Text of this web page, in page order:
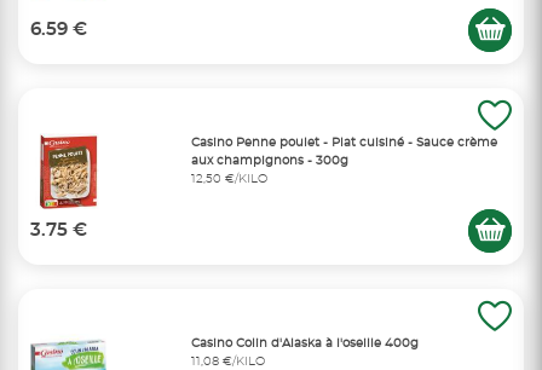
6.59 €
Casino Penne poulet - Plat cuisiné - Sauce crème
aux champignons - 300g
12,50 €/KILO
3.75 €
Casino Colin d'Alaska à l'oseille 400g
11,08 €/KILO